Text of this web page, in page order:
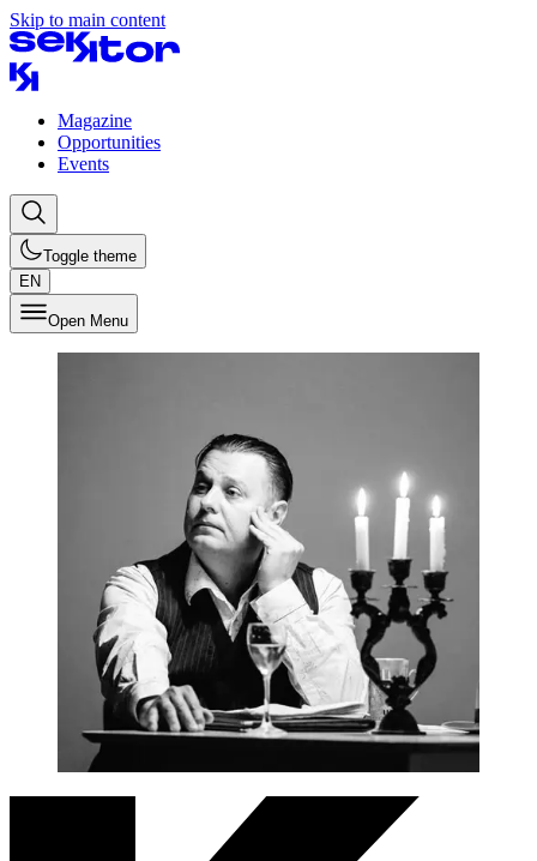
Skip to main content
Magazine
Opportunities
Events
Toggle theme
EN
Open Menu